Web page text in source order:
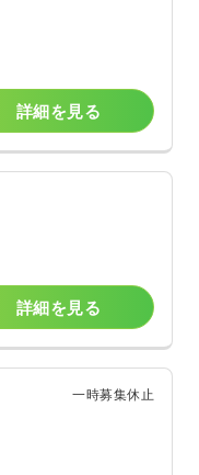
詳細を見る
詳細を見る
一時募集休止